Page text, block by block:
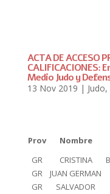
ACTA DE ACCESO
CALIFICACIONES:
Medio Judo y
13 Nov 2019 | Judo,
Prov Nombre
GR
CRISTINA
GR
JUAN GERMAN
GR
SALVADOR